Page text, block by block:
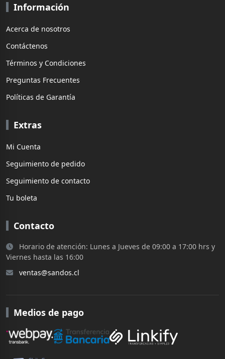
Información
Acerca de nosotros
Contáctenos
Términos y Condiciones
Preguntas Frecuentes
Políticas de Garantía
Extras
Mi Cuenta
Seguimiento de pedido
Seguimiento de contacto
Tu boleta
Contacto
Horario de atención: Lunes a Jueves de 09:00 a 17:00 hrs y
Viernes hasta las 16:00
ventas@sandos.cl
Medios de pago